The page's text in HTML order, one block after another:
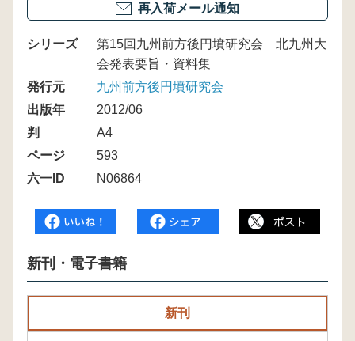
再入荷メール通知
シリーズ
第15回九州前方後円墳研究会 北九州大
会発表要旨・資料集
発行元
九州前方後円墳研究会
出版年
2012/06
判
A4
ページ
593
六一ID
N06864
新刊・電子書籍
新刊